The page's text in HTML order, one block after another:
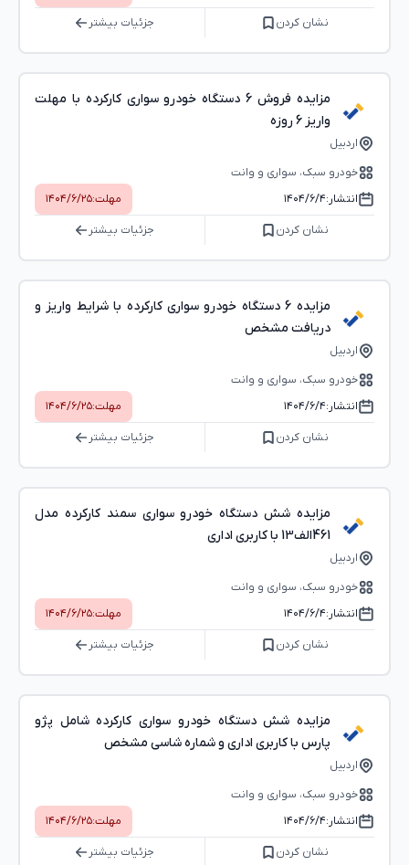
نشان کردن جزئیات بیشتر
مزایده فروش 6 دستگاه خودرو سواری کارکرده با مهلت
واریز 6 روزه
اردبیل
خودرو سبک، سواری و وانت
انتشار:۱۴۰۴/۶/۴ مهلت:۱۴۰۴/۶/۲۵
نشان کردن جزئیات بیشتر
مزایده 6 دستگاه خودرو سواری کارکرده با شرایط واریز و
دریافت مشخص
اردبیل
خودرو سبک، سواری و وانت
انتشار:۱۴۰۴/۶/۴ مهلت:۱۴۰۴/۶/۲۵
نشان کردن جزئیات بیشتر
مزایده شش دستگاه خودرو سواری سمند کارکرده مدل
461الف13 با کاربری اداری
اردبیل
خودرو سبک، سواری و وانت
انتشار:۱۴۰۴/۶/۴ مهلت:۱۴۰۴/۶/۲۵
نشان کردن جزئیات بیشتر
مزایده شش دستگاه خودرو سواری کارکرده شامل پژو
پارس با کاربری اداری و شماره شاسی مشخص
اردبیل
خودرو سبک، سواری و وانت
انتشار:۱۴۰۴/۶/۴ مهلت:۱۴۰۴/۶/۲۵
نشان کردن جزئیات بیشتر